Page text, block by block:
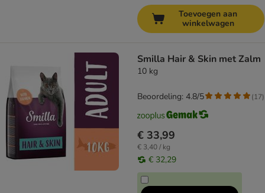
Toevoegen aan
winkelwagen
Smilla Hair & Skin met Zalm
10 kg
€ 33,99
€ 3,40 / kg
€ 32,29
Beoordeling: 4.8/5 (17)